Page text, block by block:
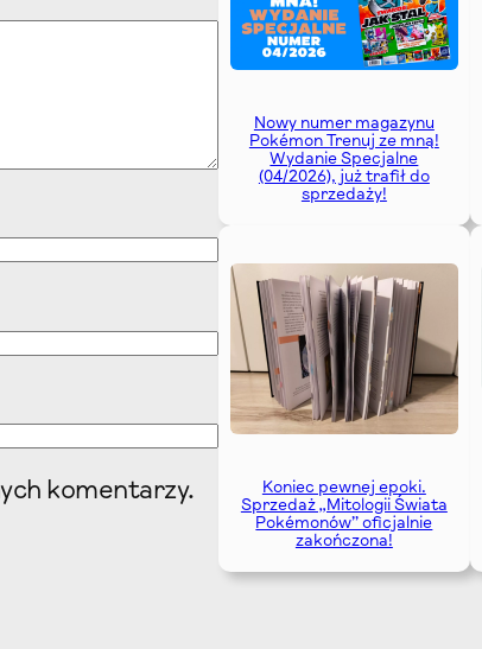
komentarzy.
Nowy numer magazynu
Pokémon Trenuj ze mną!
Wydanie Specjalne
(04/2026), już trafił do
sprzedaży!
Koniec pewnej epoki.
Sprzedaż „Mitologii Świata
Pokémonów” oficjalnie
zakończona!